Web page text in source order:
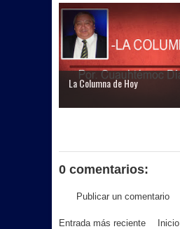
La Columna de Hoy
0 comentarios:
Publicar un comentario
Entrada más reciente Inicio